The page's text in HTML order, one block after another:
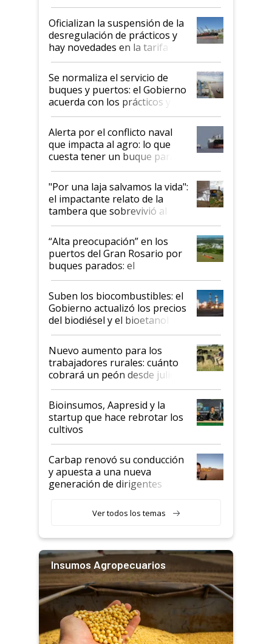
Oficializan la suspensión de la
desregulación de prácticos y
hay novedades en la tarifa de
la hidrovía
Se normaliza el servicio de
buques y puertos: el Gobierno
acuerda con los prácticos y
suspende el decreto de
desregulación
Alerta por el conflicto naval
que impacta al agro: lo que
cuesta tener un buque parado
y el peligro de que Argentina
pase a ser "país sucio"
"Por una laja salvamos la vida":
el impactante relato de la
tambera que sobrevivió al
tornado
“Alta preocupación” en los
puertos del Gran Rosario por
buques parados: el
funcionamiento de las
exportadoras en tensión tras
la medida de fuerza de los
prácticos
Suben los biocombustibles: el
Gobierno actualizó los precios
del biodiésel y el bioetanol
Nuevo aumento para los
trabajadores rurales: cuánto
cobrará un peón desde julio
Bioinsumos, Aapresid y la
startup que hace rebrotar los
cultivos
Carbap renovó su conducción
y apuesta a una nueva
generación de dirigentes
Ver todos los temas
Insumos Agropecuarios